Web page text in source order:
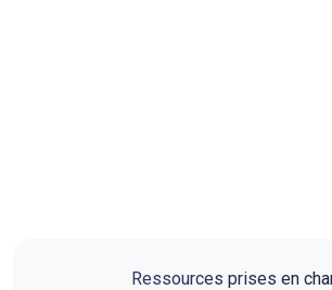
Ressources prises en